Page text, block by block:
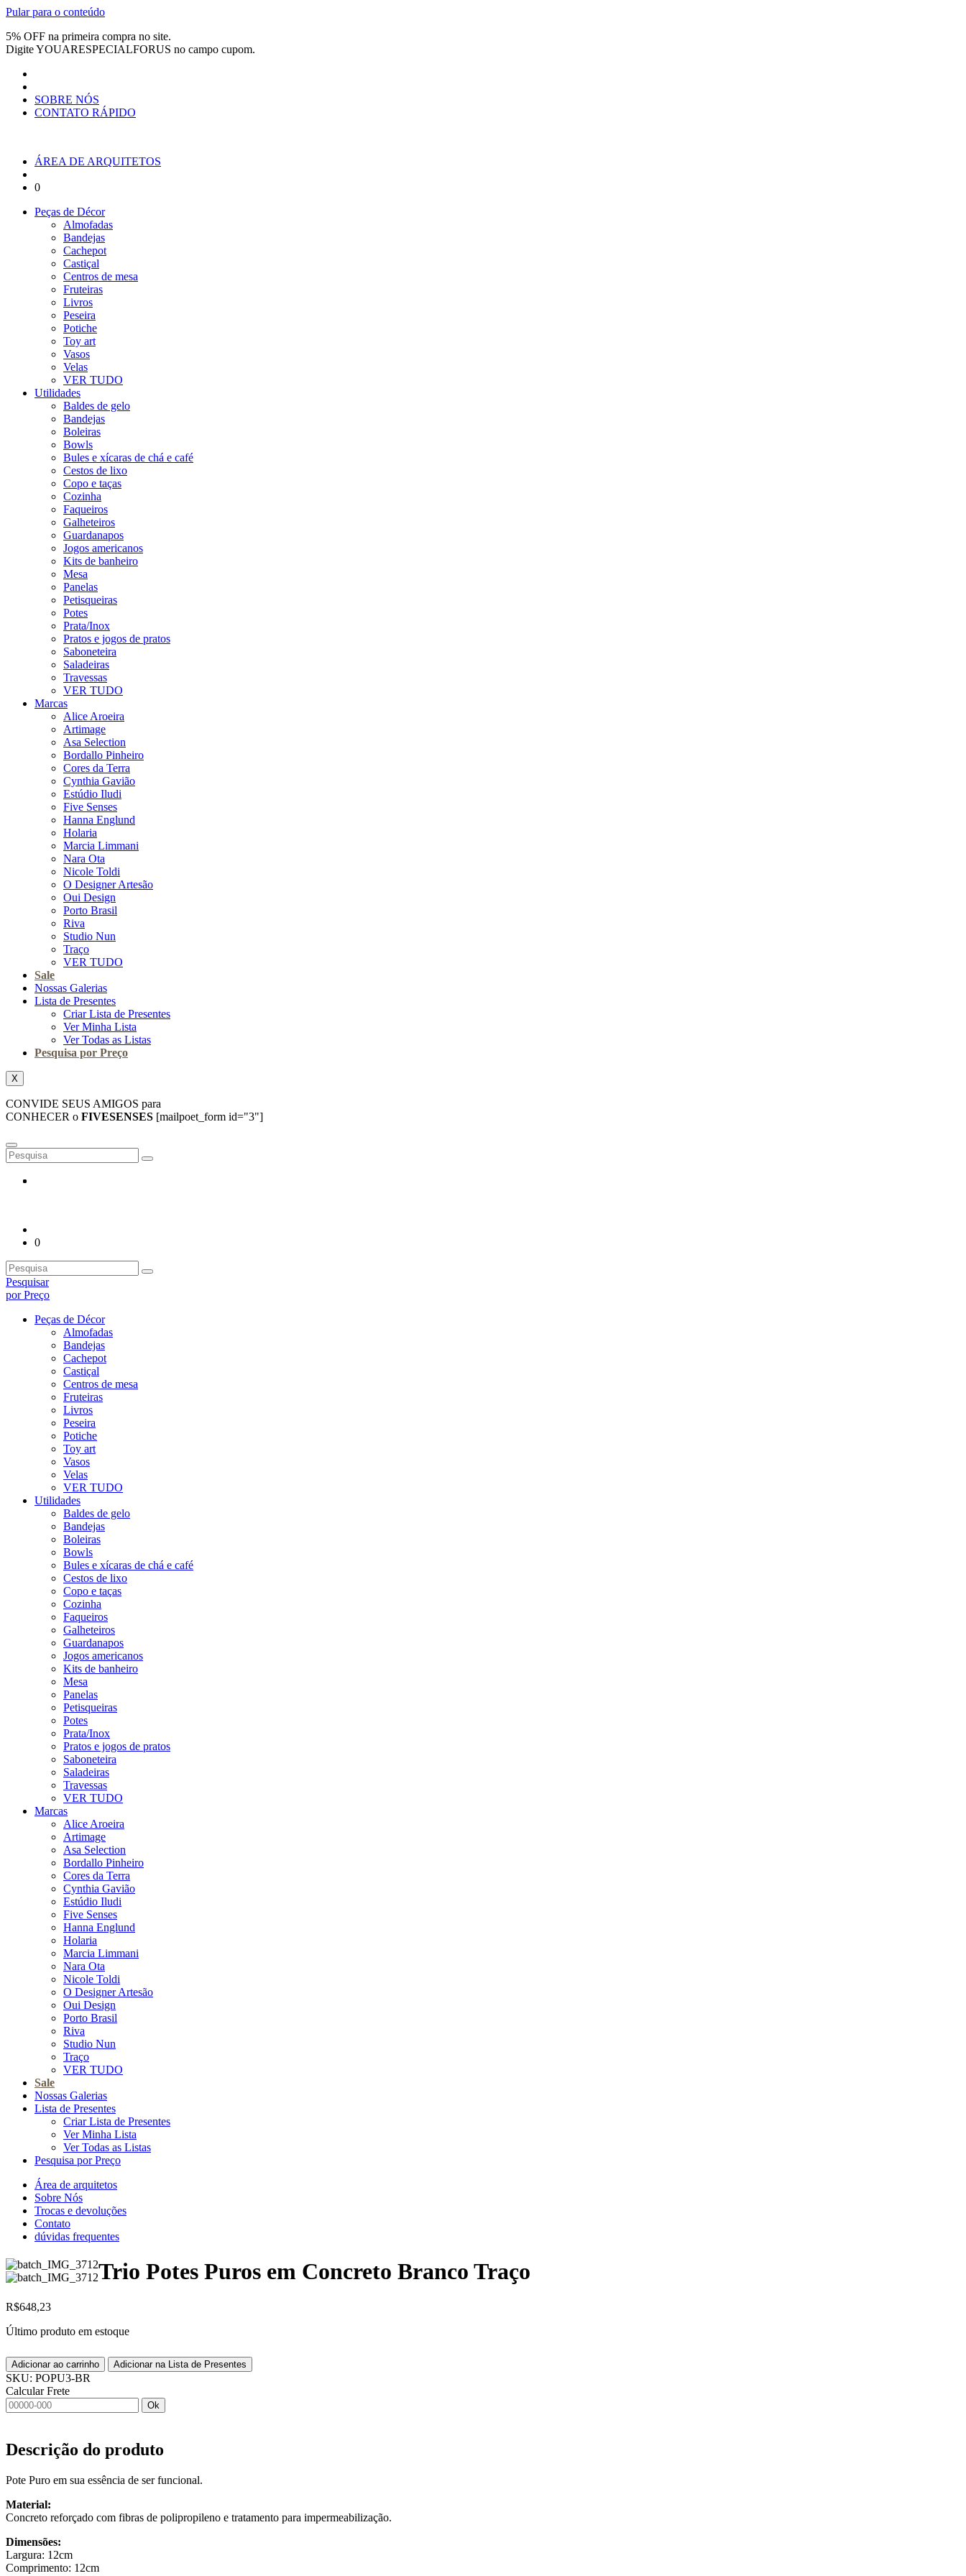
Pular para o conteúdo
5% OFF na primeira compra no site.
DigiteYOUARESPECIALFORUS no campo cupom.
SOBRE NÓS
CONTATO RÁPIDO
ÁREA DE ARQUITETOS
0
Peças de Décor
Almofadas
Bandejas
Cachepot
Castiçal
Centros de mesa
Fruteiras
Livros
Peseira
Potiche
Toy art
Vasos
Velas
VER TUDO
Utilidades
Baldes de gelo
Bandejas
Boleiras
Bowls
Bules e xícaras de chá e café
Cestos de lixo
Copo e taças
Cozinha
Faqueiros
Galheteiros
Guardanapos
Jogos americanos
Kits de banheiro
Mesa
Panelas
Petisqueiras
Potes
Prata/Inox
Pratos e jogos de pratos
Saboneteira
Saladeiras
Travessas
VER TUDO
Marcas
Alice Aroeira
Artimage
Asa Selection
Bordallo Pinheiro
Cores da Terra
Cynthia Gavião
Estúdio Iludi
Five Senses
Hanna Englund
Holaria
Marcia Limmani
Nara Ota
Nicole Toldi
O Designer Artesão
Oui Design
Porto Brasil
Riva
Studio Nun
Traço
VER TUDO
Sale
Nossas Galerias
Lista de Presentes
Criar Lista de Presentes
Ver Minha Lista
Ver Todas as Listas
Pesquisa por Preço
X
CONVIDE SEUS AMIGOS para
CONHECER o FIVESENSES [mailpoet_form id="3"]
0
Pesquisar
por Preço
Peças de Décor
Almofadas
Bandejas
Cachepot
Castiçal
Centros de mesa
Fruteiras
Livros
Peseira
Potiche
Toy art
Vasos
Velas
VER TUDO
Utilidades
Baldes de gelo
Bandejas
Boleiras
Bowls
Bules e xícaras de chá e café
Cestos de lixo
Copo e taças
Cozinha
Faqueiros
Galheteiros
Guardanapos
Jogos americanos
Kits de banheiro
Mesa
Panelas
Petisqueiras
Potes
Prata/Inox
Pratos e jogos de pratos
Saboneteira
Saladeiras
Travessas
VER TUDO
Marcas
Alice Aroeira
Artimage
Asa Selection
Bordallo Pinheiro
Cores da Terra
Cynthia Gavião
Estúdio Iludi
Five Senses
Hanna Englund
Holaria
Marcia Limmani
Nara Ota
Nicole Toldi
O Designer Artesão
Oui Design
Porto Brasil
Riva
Studio Nun
Traço
VER TUDO
Sale
Nossas Galerias
Lista de Presentes
Criar Lista de Presentes
Ver Minha Lista
Ver Todas as Listas
Pesquisa por Preço
Área de arquitetos
Sobre Nós
Trocas e devoluções
Contato
dúvidas frequentes
Trio Potes Puros em Concreto Branco Traço
R$648,23
Último produto em estoque
Adicionar ao carrinho Adicionar na Lista de Presentes
SKU: POPU3-BR
Calcular Frete
Ok
Descrição do produto
Pote Puro em sua essência de ser funcional.
Material:
Concreto reforçado com fibras de polipropileno e tratamento para impermeabilização.
Dimensões:
Largura: 12cm
Comprimento: 12cm